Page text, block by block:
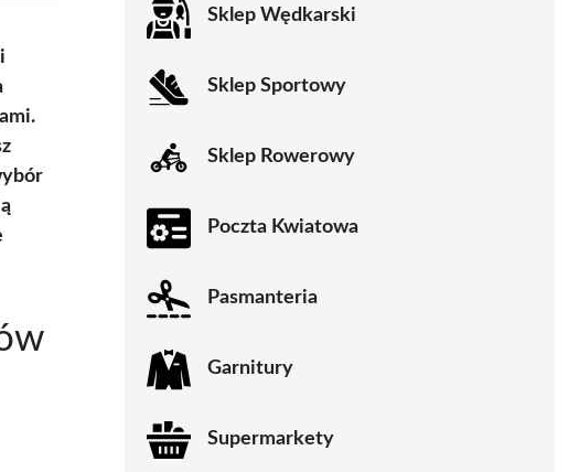
Sklep Wędkarski
Sklep Sportowy
Sklep Rowerowy
Poczta Kwiatowa
Pasmanteria
Garnitury
Supermarkety